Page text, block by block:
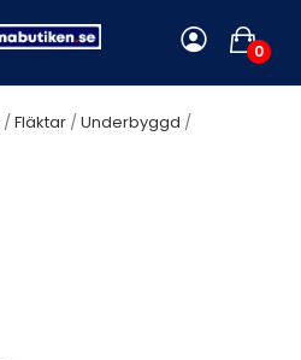
0
Fläktar Underbyggd